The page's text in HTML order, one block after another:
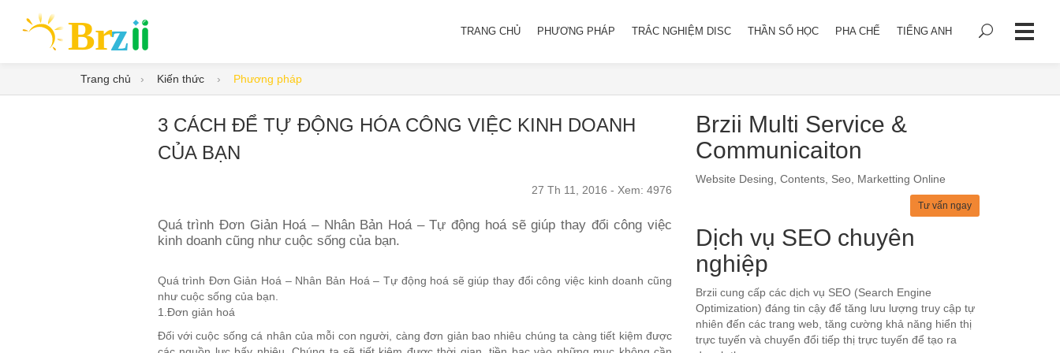
TRANG CHỦ PHƯƠNG PHÁP TRẮC NGHIỆM DISC THẦN SỐ HỌC PHA CHẾ TIẾNG ANH
Trang chủ Kiến thức Phương pháp
3 CÁCH ĐỂ TỰ ĐỘNG HÓA CÔNG VIỆC KINH DOANH
CỦA BẠN
27 Th 11, 2016 - Xem: 4976
Quá trình Đơn Giản Hoá – Nhân Bản Hoá – Tự động hoá sẽ giúp thay đổi công việc
kinh doanh cũng như cuộc sống của bạn.
Quá trình Đơn Giản Hoá – Nhân Bản Hoá – Tự động hoá sẽ giúp thay đổi công việc kinh doanh cũng
như cuộc sống của bạn.
1.Đơn giản hoá
Đối với cuộc sống cá nhân của mỗi con người, càng đơn giản bao nhiêu chúng ta càng tiết kiệm được
Brzii Multi Service &
Communicaiton
Website Desing, Contents, Seo, Marketting Online
Tư vấn ngay
Dịch vụ SEO chuyên
nghiệp
Brzii cung cấp các dịch vụ SEO (Search Engine
Optimization) đáng tin cậy để tăng lưu lượng truy cập tự
nhiên đến các trang web, tăng cường khả năng hiển thị
trực tuyến và chuyển đổi tiếp thị trực tuyến để tạo ra